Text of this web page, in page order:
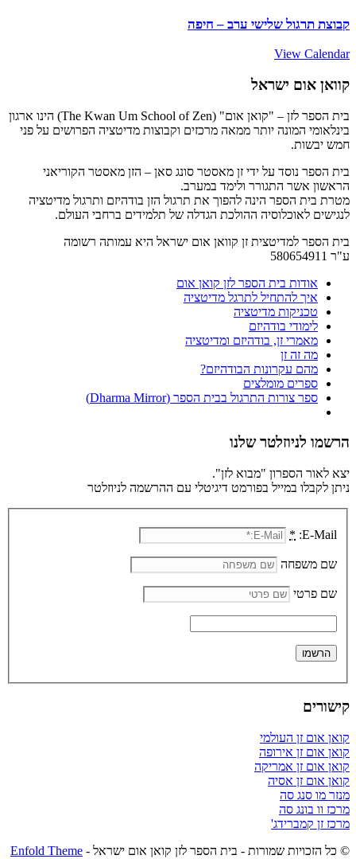
קבוצת תרגול שלישי ערב – חיפה
View Calendar
קוואן אום ישראל
בית הספר לזן – "קואן אום" (The Kwan Um School of Zen) הינו ארגון
בינלאומי המונה יותר ממאה מרכזים וקבוצות מדיטציה הפרושים על פני
חמש יבשות.
בית הספר נוסד על ידי זן מאסטר סונג סאן – הזן מאסטר הקוריאני
הראשון אשר התגורר ולימד במערב.
מטרת בית הספר הינה להפוך את תרגול הזן בודהיזם ותרגול מדיטציה
לנגישים לאוכלוסיה ההולכת הגדלה של תלמידים ברחבי העולם.
בית הספר למדיטצית זן קוואן אום ישראל היא עמותה רשומה
ע"ר 580654911
אודות בית הספר לזן קואן אום
איך להתחיל לתרגל מדיטציה
טכניקות מדיטציה
לימודי בודהיזם
מאמרי זן, בודהיזם ומדיטציה
מה זה זן
מהם עקרונות הבודהיזם?
ספרים מומלצים
ספר צורות התרגול בבית הספר (Dharma Mirror)
הרשמו לניוזלטר שלנו
יצא לאור הספרון "מבוא לזן".
ניתן לקבלו במייל בפורמט דיגיטלי עם ההרשמה לניוזלטר
E-Mail:
*
שם משפחה
שם פרטי
קישורים
קואן אום זן העולמי
קואן אום זן אירופה
קואן אום זן אמריקה
קואן אום זן אסיה
מנזר מו סנג סה
מרכז וו בונג סה
מרכז זן קמברידג'
© כל הזכויות שמורות - בית הספר לזן קואן אום ישראל - Enfold Theme